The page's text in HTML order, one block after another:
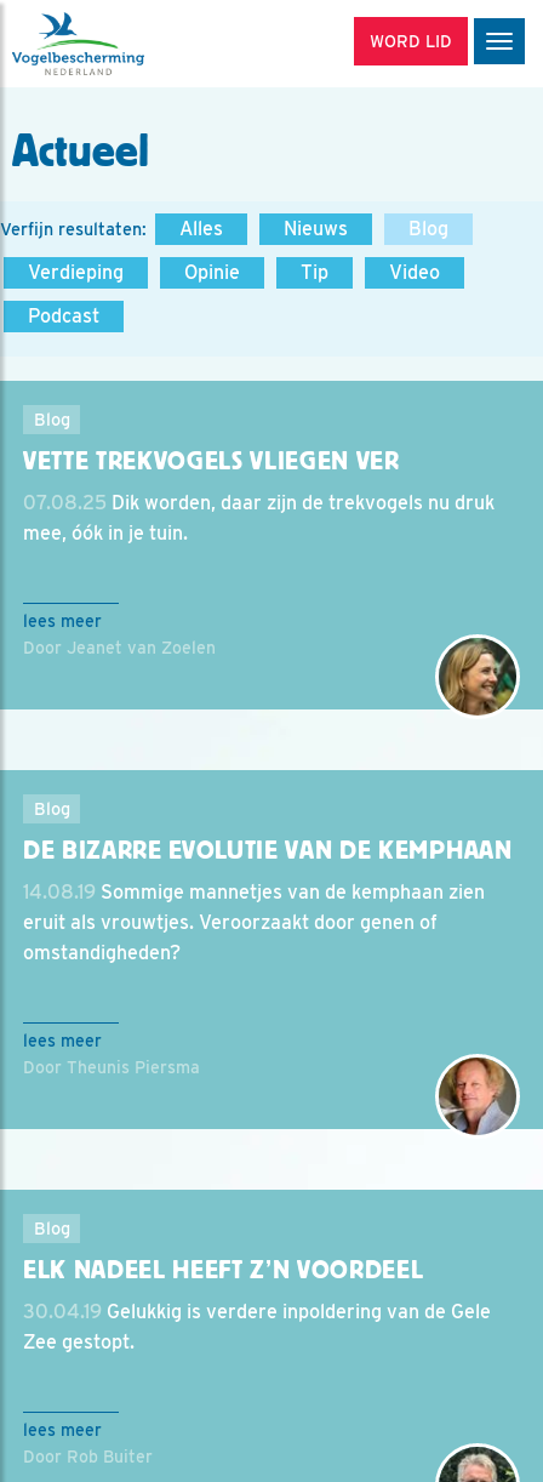
WORD LID
Actueel
Verfijn resultaten: Alles Nieuws
Blog
Verdieping
Opinie Tip
Video
Podcast
Blog
VETTE TREKVOGELS VLIEGEN VER
07.08.25 Dik worden, daar zijn de trekvogels nu druk
mee, óók in je tuin.
lees meer
Door Jeanet van Zoelen
Blog
DE BIZARRE EVOLUTIE VAN DE KEMPHAAN
14.08.19 Sommige mannetjes van de kemphaan zien
eruit als vrouwtjes. Veroorzaakt door genen of
omstandigheden?
lees meer
Door Theunis Piersma
Blog
ELK NADEEL HEEFT Z’N VOORDEEL
30.04.19 Gelukkig is verdere inpoldering van de Gele
Zee gestopt.
lees meer
Door Rob Buiter